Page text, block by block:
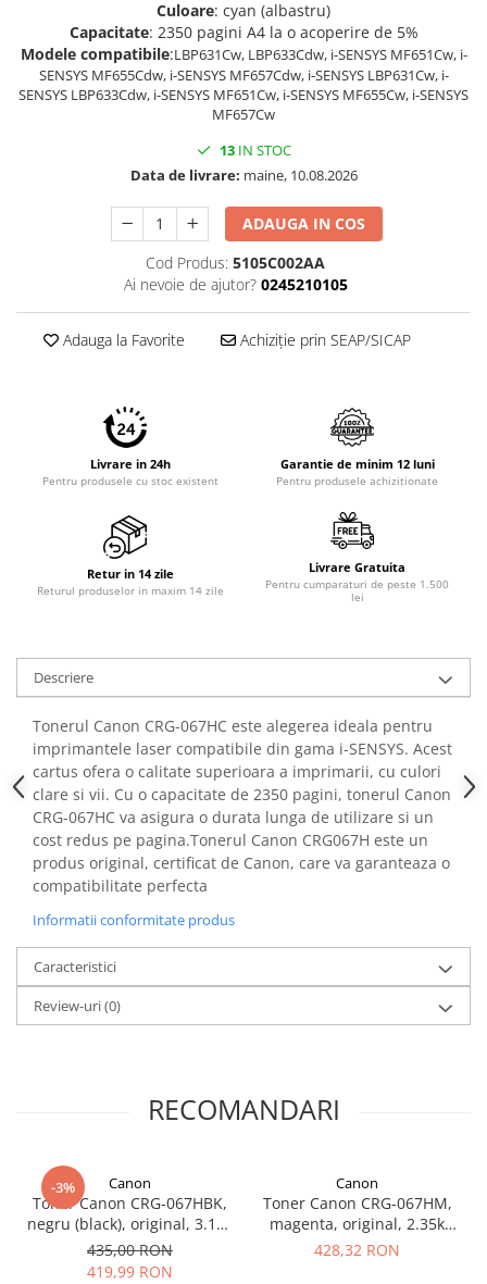
Culoare: cyan (albastru)
Capacitate: 2350 pagini A4 la o acoperire de 5%
Modele compatibile:LBP631Cw, LBP633Cdw, i-SENSYS MF651Cw, i-
SENSYS MF655Cdw, i-SENSYS MF657Cdw, i-SENSYS LBP631Cw, i-
SENSYS LBP633Cdw, i-SENSYS MF651Cw, i-SENSYS MF655Cw, i-SENSYS
MF657Cw
13IN STOC
Data de livrare: maine, 10.08.2026
ADAUGA IN COS
Cod Produs: 5105C002AA
Ai nevoie de ajutor? 0245210105
Adauga la Favorite Achiziție prin SEAP/SICAP
Livrare in 24h
Pentru produsele cu stoc existent
Garantie de minim 12 luni
Pentru produsele achizitionate
Retur in 14 zile
Returul produselor in maxim 14 zile
Livrare Gratuita
Pentru cumparaturi de peste 1.500
lei
Descriere
Tonerul Canon CRG-067HC este alegerea ideala pentru
imprimantele laser compatibile din gama i-SENSYS. Acest
cartus ofera o calitate superioara a imprimarii, cu culori
clare si vii. Cu o capacitate de 2350 pagini, tonerul Canon
CRG-067HC va asigura o durata lunga de utilizare si un
cost redus pe pagina.Tonerul Canon CRG067H este un
produs original, certificat de Canon, care va garanteaza o
compatibilitate perfecta
Informatii conformitate produs
Caracteristici
Review-uri(0)
RECOMANDARI
-3% Canon
Toner Canon CRG-067HBK,
negru (black), original, 3.13k
pagini
435,00 RON
419,99 RON
Canon
Toner Canon CRG-067HM,
magenta, original, 2.35k
pagini
428,32 RON